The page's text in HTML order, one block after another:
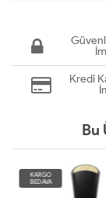
Kredi
Bu
KARGO
BEDAVA